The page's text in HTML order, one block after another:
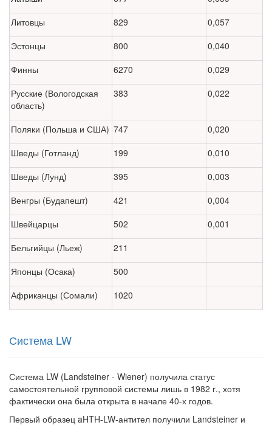
Литовцы
829
0,057
Эстонцы
800
0,040
Финны
6270
0,029
Русские (Вологодская
область)
383 0,022
Поляки (Польша и США) 747
0,020
Шведы (Готланд)
199
0,010
Шведы (Лунд)
395
0,003
Венгры (Будапешт)
421
0,004
Швейцарцы
502
0,001
Бельгийцы (Льеж)
211
Японцы (Осака)
500
Африканцы (Сомали)
1020
Система LW
Система LW (Landsteiner - Wiener) получила статус
самостоятельной групповой системы лишь в 1982 г., хотя
фактически она была открыта в начале 40-х годов.
Первый образец aHTH-LW-антител получили Landsteiner и